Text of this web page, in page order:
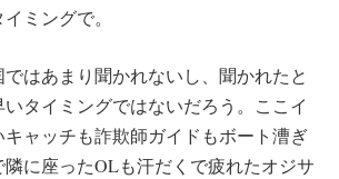
ミングで。
はあまり聞かれないし、聞かれたと
タイミングではないだろう。ここイ
ャッチも詐欺師ガイドもボート漕ぎ
に座ったOLも汗だくで疲れたオジサ